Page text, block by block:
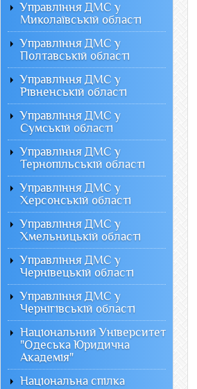
Управління ДМС у
Миколаївській області
Управління ДМС у
Полтавській області
Управління ДМС у
Рівненській області
Управління ДМС у
Сумській області
Управління ДМС у
Тернопільській області
Управління ДМС у
Херсонській області
Управління ДМС у
Хмельницькій області
Управління ДМС у
Чернівецькій області
Управління ДМС у
Чернігівській області
Національний Університет
"Одеська Юридична
Академія"
Національна спілка